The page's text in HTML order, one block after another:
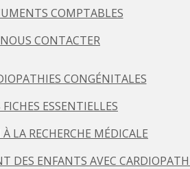
COMPTABLES
NOUS CONTACTER
CONGÉNITALES
FICHES ESSENTIELLES
LA RECHERCHE MÉDICALE
DES ENFANTS AVEC